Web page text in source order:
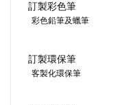
訂製彩色筆
彩色鉛筆及蠟筆
訂製環保筆
客製化環保筆